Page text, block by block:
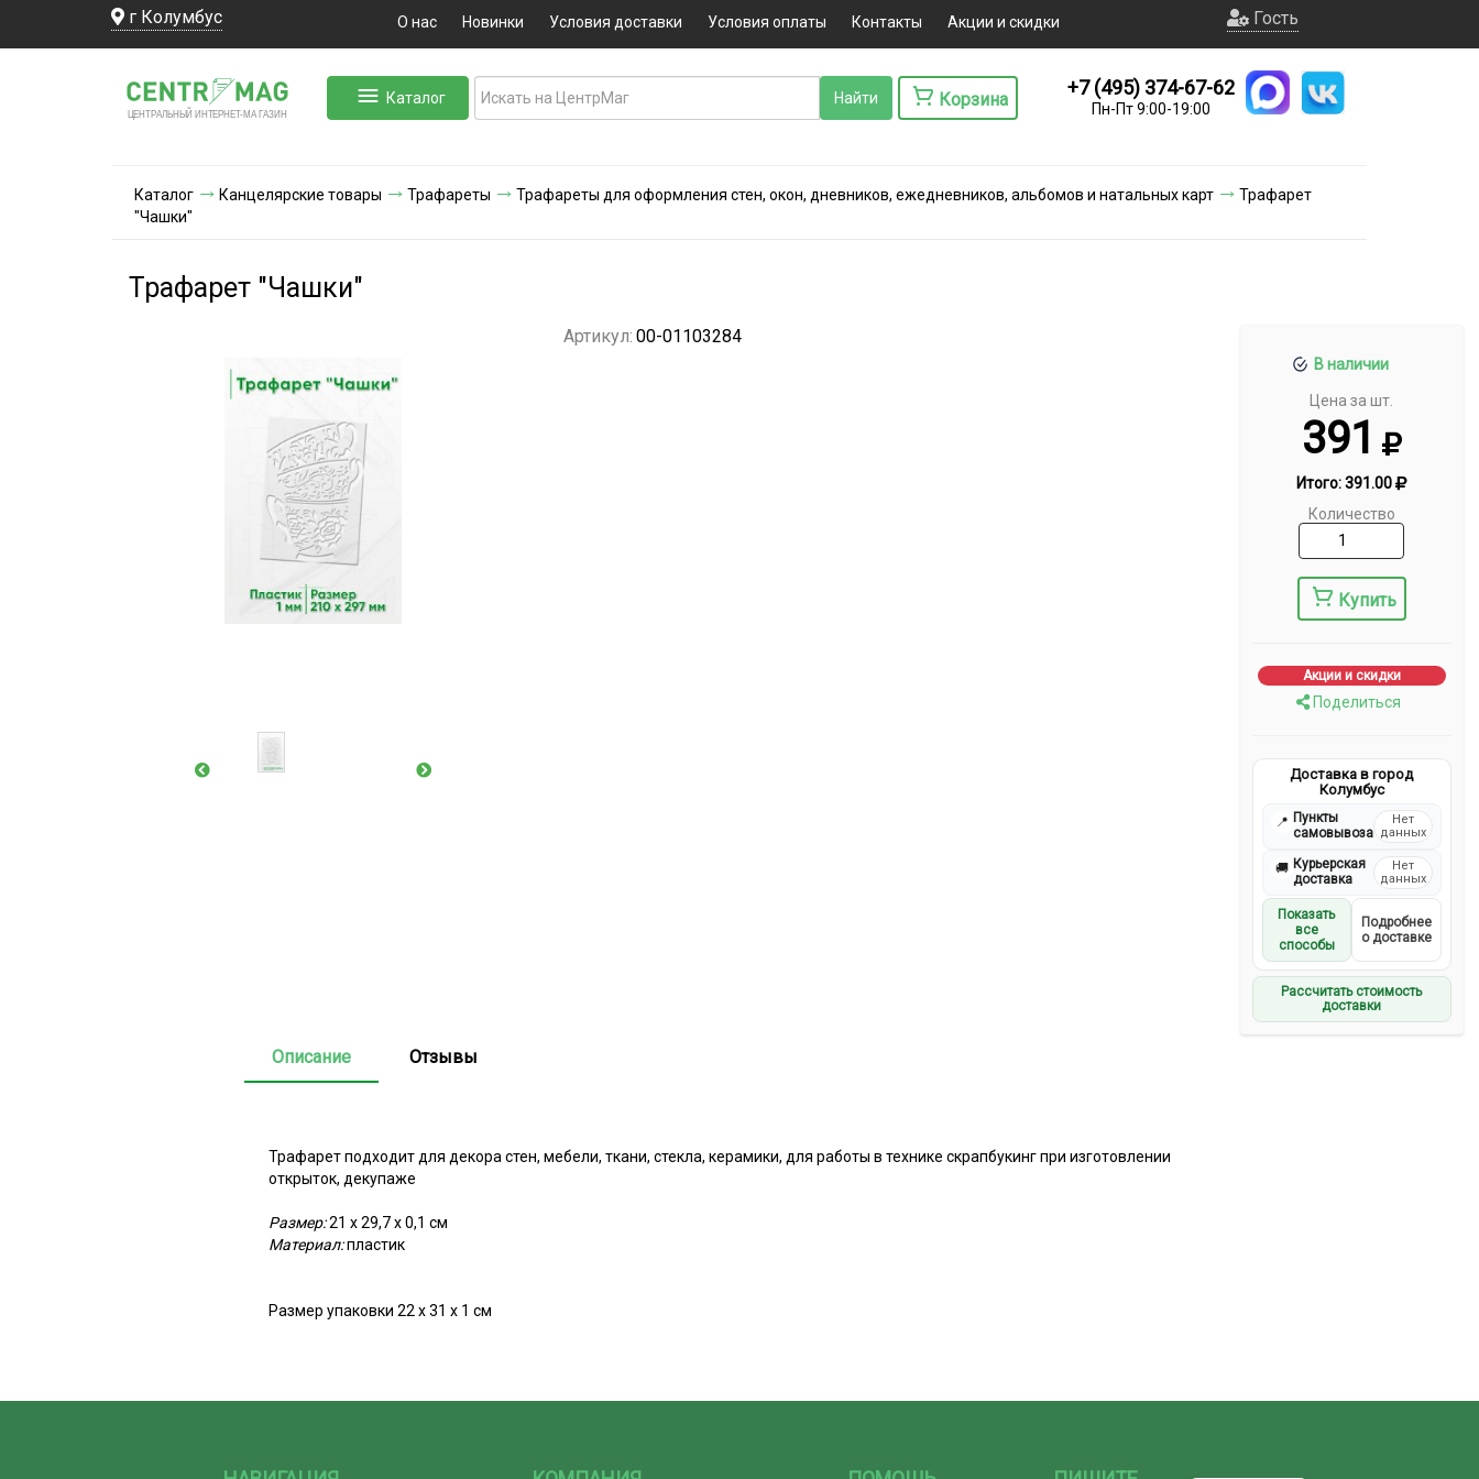
г Колумбус О нас Новинки Условия доставки Условия оплаты Контакты Акции и скидки Гость
ЦЕНТРАЛЬНЫЙ ИНТЕРНЕТ-МА ГАЗИН
Каталог Корзина
+7 (495) 374-67-62
Пн-Пт 9:00-19:00
Каталог Канцелярские товары Трафареты Трафареты для оформления стен, окон, дневников, ежедневников, альбомов и натальных карт
Трафарет
"Чашки"
Трафарет "Чашки"
В наличии
Цена за шт.
391
Итого:391.00
Количество
Купить
Акции и скидки
Поделиться
Доставка в город
Колумбус
📍 Пункты
самовывоза
Нет
данных
🚚 Курьерская
доставка
Нет
данных
Показать
все
способы
Подробнее
о доставке
Рассчитать стоимость
доставки
Артикул: 00-01103284
Описание Отзывы
Трафарет подходит для декора стен, мебели, ткани, стекла, керамики, для работы в технике скрапбукинг при изготовлении
открыток, декупаже
Размер:21 х 29,7 х 0,1 см
Материал:пластик
Размер упаковки 22 х 31 х 1 см